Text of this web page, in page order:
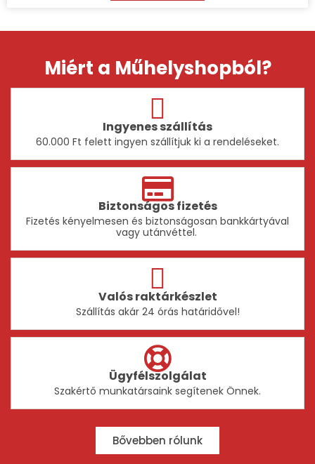
Miért a Műhelyshopból?
Ingyenes szállítás
60.000 Ft felett ingyen szállítjuk ki a rendeléseket.
Biztonságos fizetés
Fizetés kényelmesen és biztonságosan bankkártyával
vagy utánvéttel.
Valós raktárkészlet
Szállítás akár 24 órás határidővel!
Ügyfélszolgálat
Szakértő munkatársaink segítenek Önnek.
Bővebben rólunk